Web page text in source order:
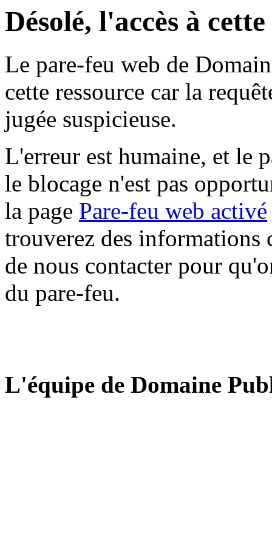
Désolé, l'accès à
Le pare-feu web de
cette ressource car la
jugée suspicieuse.
L'erreur est humaine, et le
le blocage n'est pas
la page Pare-feu web activé
trouverez des informations
de nous contacter pour
du pare-feu.
L'équipe de Domaine